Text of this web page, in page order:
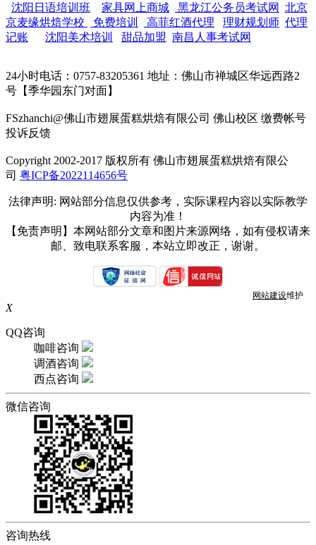
沈阳日语培训班
家具网上商城 黑龙江公务员考试网
北京
京麦缘烘焙学校
免费培训 高菲红酒代理 理财规划师 代理
记账
沈阳美术培训 甜品加盟 南昌人事考试网
24小时电话：0757-83205361 地址：佛山市禅城区华远西路2
号【季华园东门对面】
FSzhanchi@佛山市翅展蛋糕烘焙有限公司 佛山校区 缴费帐号
投诉反馈
Copyright 2002-2017 版权所有 佛山市翅展蛋糕烘焙有限公
司 粤ICP备2022114656号
法律声明: 网站部分信息仅供参考，实际课程内容以实际教学
内容为准！
【免责声明】本网站部分文章和图片来源网络，如有侵权请来
邮、致电联系客服，本站立即改正，谢谢。
网站建设维护
X
QQ咨询
咖啡咨询
调酒咨询
西点咨询
微信咨询
咨询热线